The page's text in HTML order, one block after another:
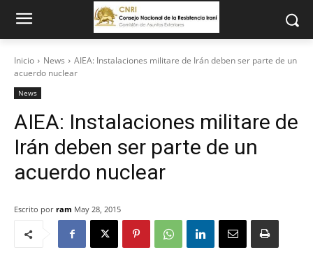
Inicio News
AIEA: Instalaciones militare de Irán deben ser parte de un
acuerdo nuclear
News
AIEA: Instalaciones militare de
Irán deben ser parte de un
acuerdo nuclear
Escrito por ram May 28, 2015